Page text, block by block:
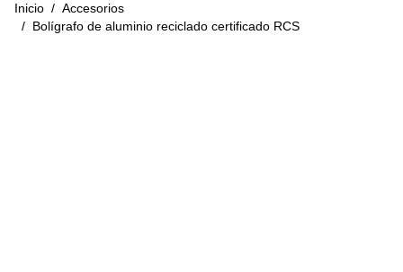
Inicio / Accesorios
/ Bolígrafo de aluminio reciclado certificado RCS